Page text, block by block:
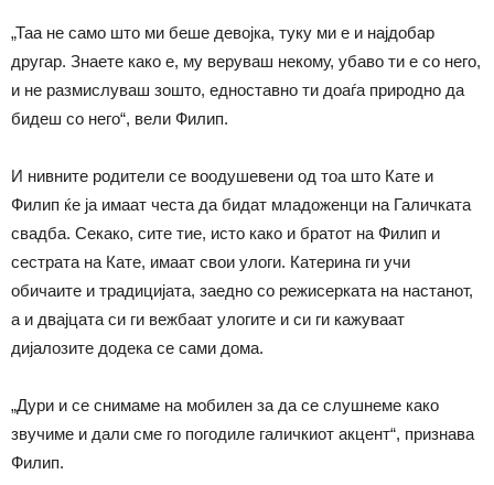
„Таа не само што ми беше девојка, туку ми е и најдобар
другар. Знаете како е, му веруваш некому, убаво ти е со него,
и не размислуваш зошто, едноставно ти доаѓа природно да
бидеш со него“, вели Филип.
И нивните родители се воодушевени од тоа што Кате и
Филип ќе ја имаат честа да бидат младоженци на Галичката
свадба. Секако, сите тие, исто како и братот на Филип и
сестрата на Кате, имаат свои улоги. Катерина ги учи
обичаите и традицијата, заедно со режисерката на настанот,
а и двајцата си ги вежбаат улогите и си ги кажуваат
дијалозите додека се сами дома.
„Дури и се снимаме на мобилен за да се слушнеме како
звучиме и дали сме го погодиле галичкиот акцент“, признава
Филип.